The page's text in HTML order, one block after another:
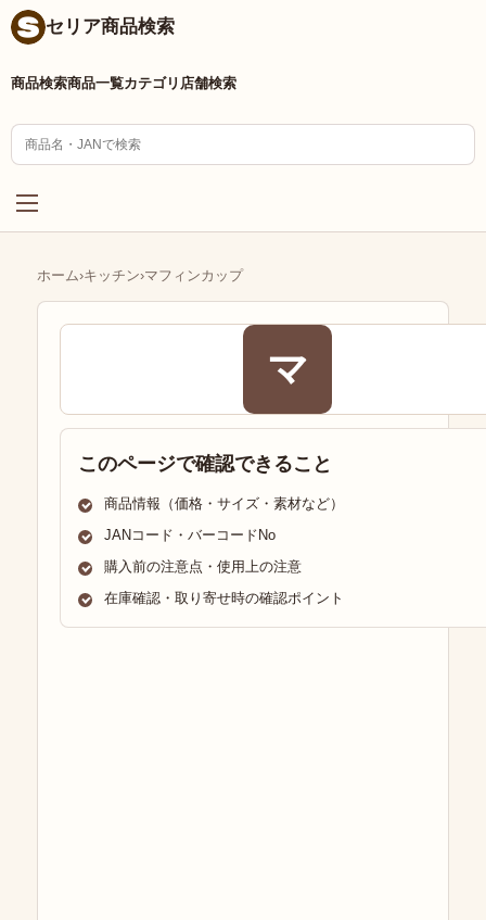
セリア商品検索
商品検索商品一覧カテゴリ 店舗検索
ホーム›キッチン›マフィンカップ
マ
このページで確認できること
商品情報（価格・サイズ・素材など）
JANコード・バーコードNo
購入前の注意点・使用上の注意
在庫確認・取り寄せ時の確認ポイント